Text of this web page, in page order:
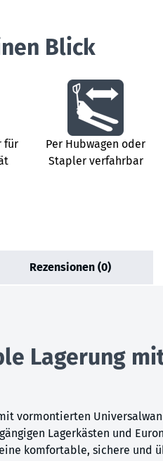
Blick
für
Per Hubwagen oder
Stapler verfahrbar
Rezensionen (0)
Lagerung
vormontierten
Lagerkästen und
komfortable, sichere und